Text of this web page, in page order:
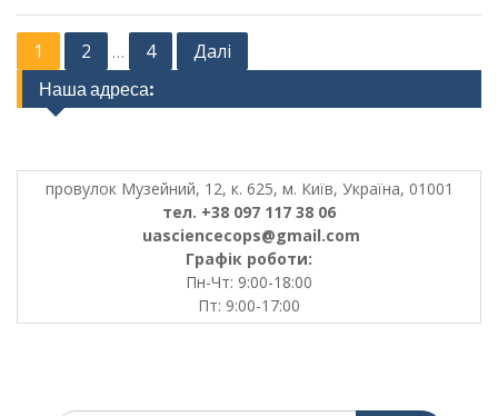
Posts
pagination
1 2 … 4 Далі
Наша адреса:
провулок Музейний, 12, к. 625, м. Київ, Україна, 01001
тел. +38 097 117 38 06
uasciencecops@gmail.com
Графік роботи:
Пн-Чт: 9:00-18:00
Пт: 9:00-17:00